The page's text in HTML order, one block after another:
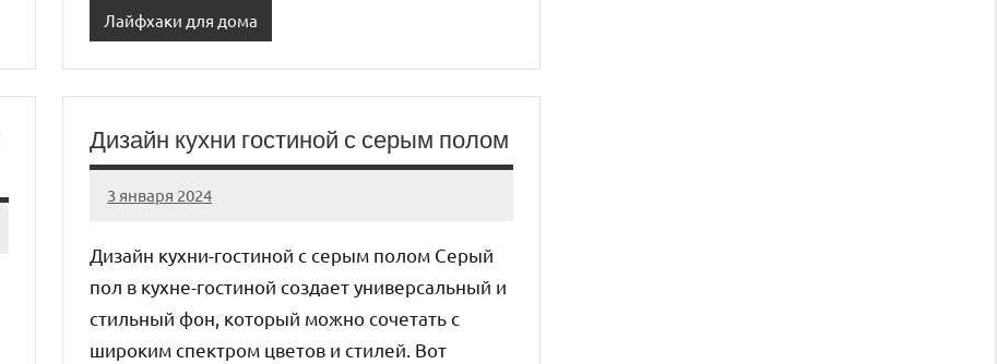
Лайфхаки для дома
Дизайн кухни гостиной с серым полом
3 января 2024
organic63_ru
Нет
Дизайн кухни-гостиной с серым полом Серый
пол в кухне-гостиной создает универсальный и
стильный фон, который можно сочетать с
широким спектром цветов и стилей. Вот